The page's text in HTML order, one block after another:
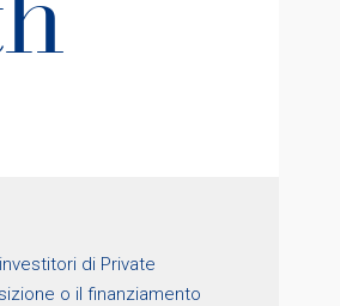
di Private
o il finanziamento